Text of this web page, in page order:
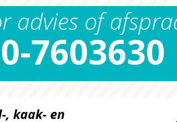
advies of
7603630
, kaak- en